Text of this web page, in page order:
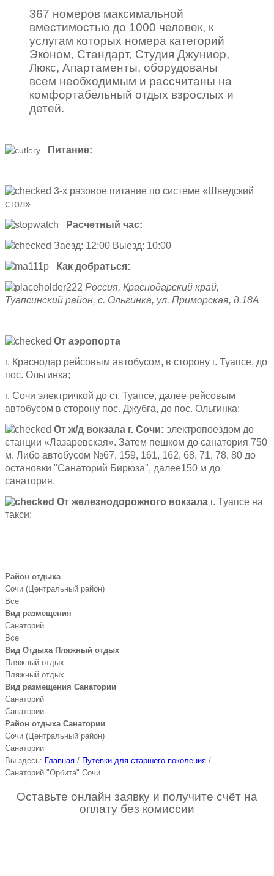
367 номеров максимальной
вместимостью до 1000 человек, к
услугам которых номера категорий
Эконом, Стандарт, Студия Джуниор,
Люкс, Апартаменты, оборудованы
всем необходимым и рассчитаны на
комфортабельный отдых взрослых и
детей.
Питание:
3-х разовое питание по системе «Шведский
стол»
Расчетный час:
Заезд: 12:00 Выезд: 10:00
Как добраться:
Россия, Краснодарский край,
Туапсинский район, с. Ольгинка, ул. Приморская, д.18А
От аэропорта
г. Краснодар рейсовым автобусом, в сторону г. Туапсе, до
пос. Ольгинка;
г. Сочи электричкой до ст. Туапсе, далее рейсовым
автобусом в сторону пос. Джубга, до пос. Ольгинка;
От ж/д вокзала г. Сочи: электропоездом до
станции «Лазаревская». Затем пешком до санатория 750
м. Либо автобусом №67, 159, 161, 162, 68, 71, 78, 80 до
остановки "Санаторий Бирюза", далее150 м до
санатория.
От железнодорожного вокзала г. Туапсе на
такси;
Район отдыха
Сочи (Центральный район)
Все
Вид размещения
Санаторий
Все
Вид Отдыха Пляжный отдых
Пляжный отдых
Пляжный отдых
Вид размещения Санатории
Санаторий
Санатории
Район отдыха Санатории
Сочи (Центральный район)
Санатории
Вы здесь: Главная / Путевки для старшего поколения /
Санаторий "Орбита" Сочи
Оставьте онлайн заявку и получите счёт на
оплату без комиссии